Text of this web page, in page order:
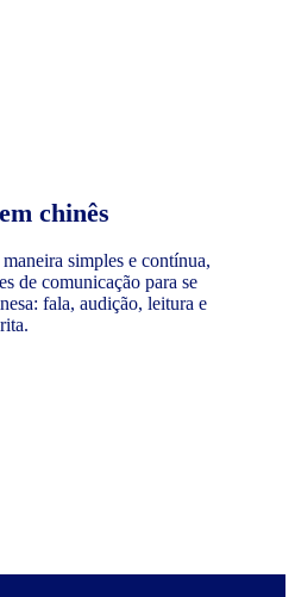
chinês
simples e contínua,
de comunicação para se
fala, audição, leitura e